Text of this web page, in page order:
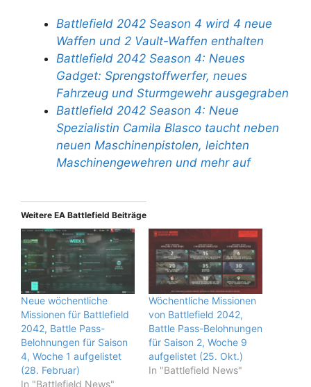
Battlefield 2042 Season 4 wird 4 neue
Waffen und 2 Vault-Waffen enthalten
Battlefield 2042 Season 4: Neues
Gadget: Sprengstoffwerfer, neues
Fahrzeug und Sturmgewehr ausgegraben
Battlefield 2042 Season 4: Neue
Spezialistin Camila Blasco taucht neben
neuen Maschinenpistolen, leichten
Maschinengewehren und mehr auf
Weitere EA Battlefield Beiträge
Neue wöchentliche
Missionen für Battlefield
2042, Battle Pass-
Belohnungen für Saison
4, Woche 1 aufgelistet
(28. Februar)
In "Battlefield News"
Wöchentliche Missionen
von Battlefield 2042,
Battle Pass-Belohnungen
für Saison 2, Woche 9
aufgelistet (25. Okt.)
In "Battlefield News"